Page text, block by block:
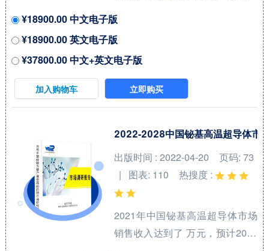
2025-2031期间年复合增长率
(CAGR)为 %。本研究项目旨在梳
理航空涡轮燃料和喷气燃料领域
产品系列，洞悉行业特点、市场
存量空间及增量空间，并结合市
喷气燃料领域内各类竞争者所处
Jet Fuel）和涡轮燃料（Turbine
Fuels）是用于飞机发动机的高性
能燃料，广泛应用于民用和军用
航空。航空喷气燃料是一种专门
为喷气式飞机设计的燃料，...
¥18900.00 中文电子版
¥18900.00 英文电子版
¥37800.00 中文+英文电子版
加入购物车 立即购买
2022-2028中国铋基高温超导体市
出版时间 : 2022-04-20
页码: 73
| 图表: 110
热搜度 :
2021年中国铋基高温超导体市场
销售收入达到了 万元，预计2028